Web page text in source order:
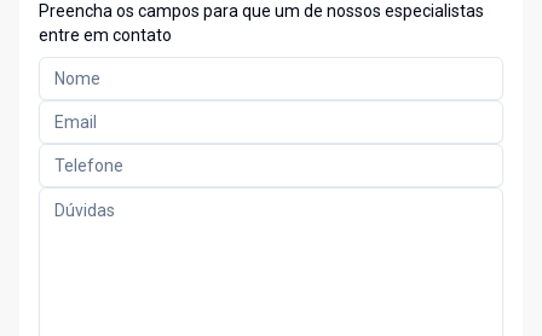
Preencha os campos para que um de nossos especialistas
entre em contato